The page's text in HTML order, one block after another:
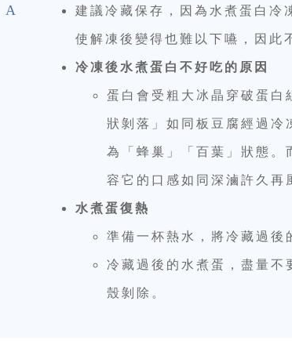
A
建議冷藏保存，因為水煮蛋白冷
使解凍後變得也難以下嚥，因此
冷凍後水煮蛋白不好吃的原因
蛋白會受粗大冰晶穿破蛋白
狀剝落」如同板豆腐經過冷
為「蜂巢」「百葉」狀態。
容它的口感如同深滷許久再
水煮蛋復熱
準備一杯熱水，將冷藏過後
冷藏過後的水煮蛋，盡量不
殼剝除。